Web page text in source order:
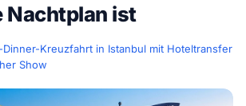
Nachtplan ist
Kreuzfahrt in Istanbul mit Hoteltransfer
Show